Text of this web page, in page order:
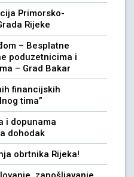
Primorsko-
Rijeke
– Besplatne
poduzetnicima i
– Grad Bakar
financijskih
tima”
i dopunama
dohodak
obrtnika Rijeka!